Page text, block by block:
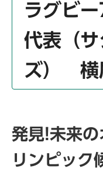
ラグビ
代表（
ズ） 横
発見!未来の
リンピック